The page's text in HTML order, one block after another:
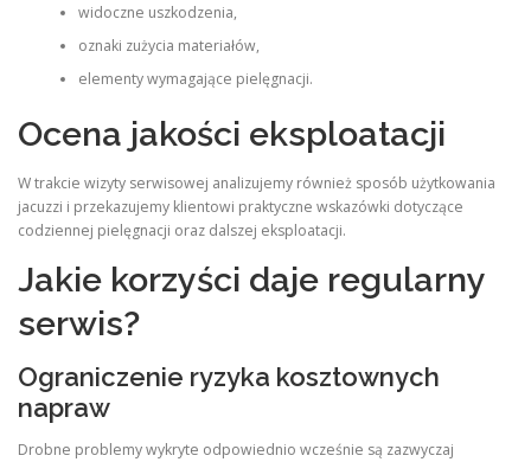
widoczne uszkodzenia,
oznaki zużycia materiałów,
elementy wymagające pielęgnacji.
Ocena jakości eksploatacji
W trakcie wizyty serwisowej analizujemy również sposób użytkowania
jacuzzi i przekazujemy klientowi praktyczne wskazówki dotyczące
codziennej pielęgnacji oraz dalszej eksploatacji.
Jakie korzyści daje regularny
serwis?
Ograniczenie ryzyka kosztownych
napraw
Drobne problemy wykryte odpowiednio wcześnie są zazwyczaj